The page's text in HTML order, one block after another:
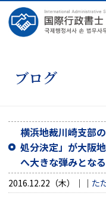
ブログ
横浜地裁川崎支部
処分決定」が大阪
へ大きな弾みとな
2016.12.22（木） た